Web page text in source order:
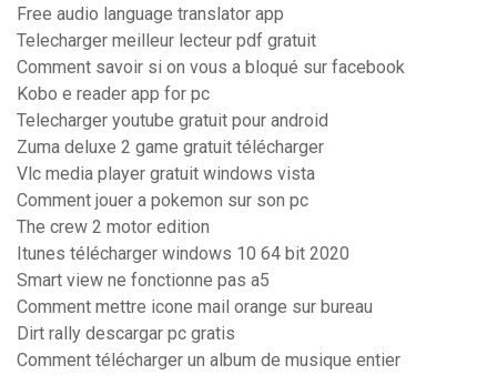
Free audio language translator app
Telecharger meilleur lecteur pdf gratuit
Comment savoir si on vous a bloqué sur facebook
Kobo e reader app for pc
Telecharger youtube gratuit pour android
Zuma deluxe 2 game gratuit télécharger
Vlc media player gratuit windows vista
Comment jouer a pokemon sur son pc
The crew 2 motor edition
Itunes télécharger windows 10 64 bit 2020
Smart view ne fonctionne pas a5
Comment mettre icone mail orange sur bureau
Dirt rally descargar pc gratis
Comment télécharger un album de musique entier